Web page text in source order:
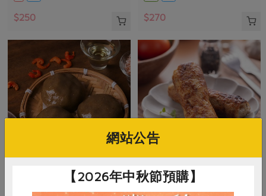
$250 $270
菜脯米草仔粿(米棋)-300g/3入
品川實業股份有限公司
古早味雞捲(品川)-240g/包
網站公告
【2026年中秋節預購】